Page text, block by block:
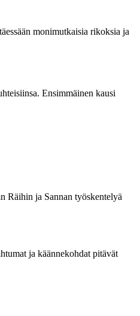
monimutkaisia rikoksia ja
Ensimmäinen kausi
Räihin ja Sannan työskentelyä
ja käännekohdat pitävät